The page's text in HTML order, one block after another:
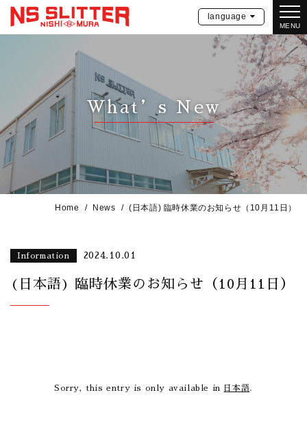
MENU
language
What’s New
Home News (日本語) 臨時休業のお知らせ（10月11日）
Information 2024.10.01
(日本語) 臨時休業のお知らせ（10月11日）
Sorry, this entry is only available in 日本語.